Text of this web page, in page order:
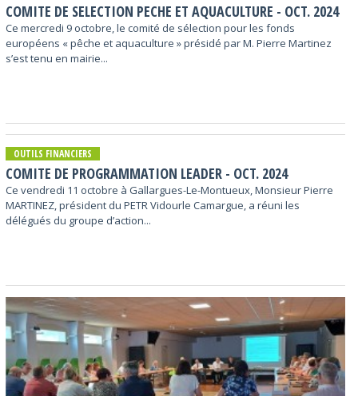
COMITE DE SELECTION PECHE ET AQUACULTURE - OCT. 2024
Ce mercredi 9 octobre, le comité de sélection pour les fonds
européens « pêche et aquaculture » présidé par M. Pierre Martinez
s’est tenu en mairie...
OUTILS FINANCIERS
COMITE DE PROGRAMMATION LEADER - OCT. 2024
Ce vendredi 11 octobre à Gallargues-Le-Montueux, Monsieur Pierre
MARTINEZ, président du PETR Vidourle Camargue, a réuni les
délégués du groupe d’action...